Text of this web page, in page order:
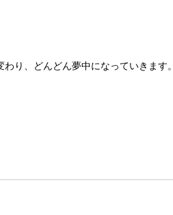
り、どんどん夢中になっていきます。